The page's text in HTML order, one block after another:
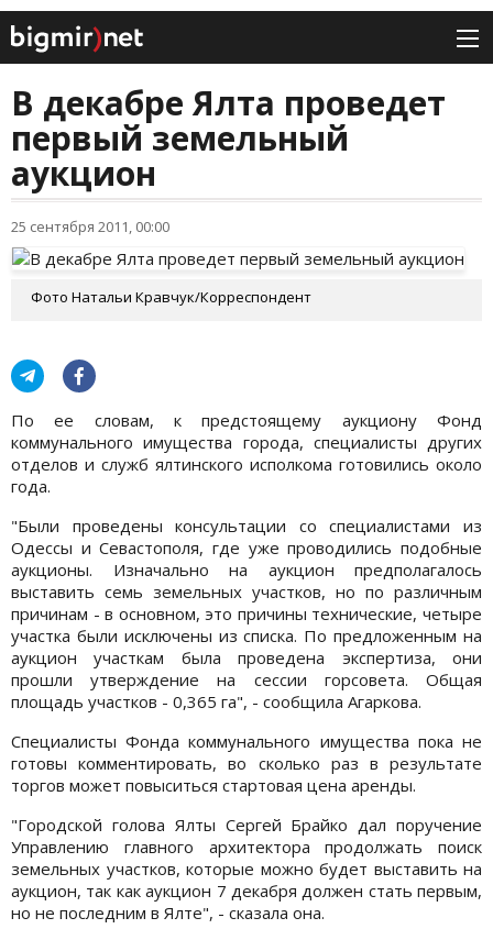
В декабре Ялта проведет
первый земельный
аукцион
25 сентября 2011, 00:00
Фото Натальи Кравчук/Корреспондент
По ее словам, к предстоящему аукциону Фонд
коммунального имущества города, специалисты других
отделов и служб ялтинского исполкома готовились около
года.
"Были проведены консультации со специалистами из
Одессы и Севастополя, где уже проводились подобные
аукционы. Изначально на аукцион предполагалось
выставить семь земельных участков, но по различным
причинам - в основном, это причины технические, четыре
участка были исключены из списка. По предложенным на
аукцион участкам была проведена экспертиза, они
прошли утверждение на сессии горсовета. Общая
площадь участков - 0,365 га", - сообщила Агаркова.
Специалисты Фонда коммунального имущества пока не
готовы комментировать, во сколько раз в результате
торгов может повыситься стартовая цена аренды.
"Городской голова Ялты Сергей Брайко дал поручение
Управлению главного архитектора продолжать поиск
земельных участков, которые можно будет выставить на
аукцион, так как аукцион 7 декабря должен стать первым,
но не последним в Ялте", - сказала она.